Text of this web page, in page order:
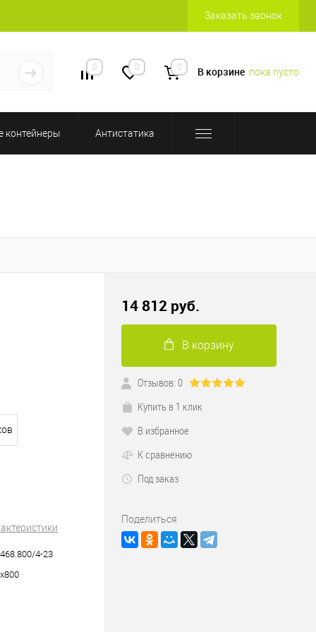
Заказать звонок
0 0 0 В корзине пока пусто
контейнеры Антистатика
4-23
14 812 руб.
В корзину
Отзывов: 0
Купить в 1 клик
В избранное
К сравнению
Под заказ
Поделиться